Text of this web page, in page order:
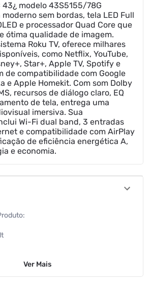
43¿ modelo 43S5155/78G
sem bordas, tela LED Full
e processador Quad Core que
ótima qualidade de imagem.
Roku TV, oferece milhares
como Netflix, YouTube,
Star+, Apple TV, Spotify e
de compatibilidade com Google
e Apple Homekit. Com som Dolby
recursos de diálogo claro, EQ
de tela, entrega uma
imersiva. Sua
Wi-Fi dual band, 3 entradas
e compatibilidade com AirPlay
de eficiência energética A,
e economia.
Ver Mais